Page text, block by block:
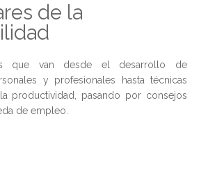
de la
que van desde el desarrollo de
y profesionales hasta técnicas
productividad, pasando por consejos
de empleo.